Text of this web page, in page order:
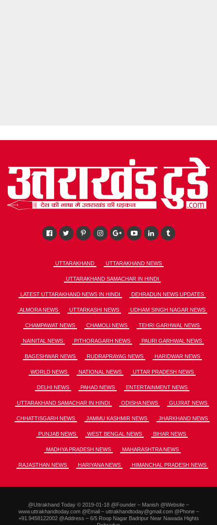
UTTARAKHAND UTTARAKHAND NEWS
UTTARAKHAND SAMACHAR IN HINDI
LATEST UTTARAKHAND NEWS IN HINDI DEHRADUN NEWS UPDATES
ALMORA NEWS UTTARKASHI NEWS UDHAM SINGH NAGAR NEWS
CHAMPAWAT NEWS CHAMOLI NEWS TEHRI GARHWAL NEWS
NAINITAL NEWS PITHORAGARH NEWS PAURI GARHWAL NEWS
BAGESHWAR NEWS RUDRAPRAYAG NEWS HARIDWAR NEWS
WORLD NEWS NATIONAL NEWS UTTAR PRADESH NEWS
DELHI NEWS PAHAD NEWS ENTERTAINMENT NEWS
UTTARAKHAND SAMACHAR IN HINDI ODISHA NEWS GUJRAT NEWS
CHHATTISGARH NEWS JAMMU KASHMIR NEWS JHARKHAND NEWS
PUNJAB NEWS WEST BENGAL NEWS BIHAR NEWS
MADHYA PRADESH NEWS MAHARASHTRA NEWS
RAJASTHAN NEWS HARIYANA NEWS HIMANCHAL PRADESH NEWS
@Uttrakhand Today © 2019-01-18 @Founder – Manish @Website –
www.uttrakhandtoday.com @Email – uttrakhandtoday@gmail.com @Phone –
+91.9458122002 @Address – 6/5 Roop Nagar Badripur Near Nawada Hights